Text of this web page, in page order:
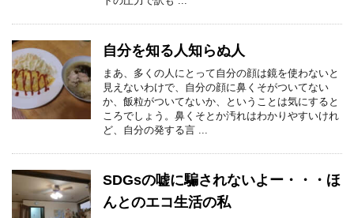
自分を知る人知らぬ人
まあ、多くの人にとって自分の顔は鏡を使わないと
見えないわけで、自分の顔に鼻くそがついてない
か、飯粒がついてないか、ということは気にすると
ころでしょう。鼻くそとか汚れはわかりやすいけれ
ど、自分の発する言 ...
SDGsの嘘に騙されないよー・・・ほ
んとのエコ生活の私